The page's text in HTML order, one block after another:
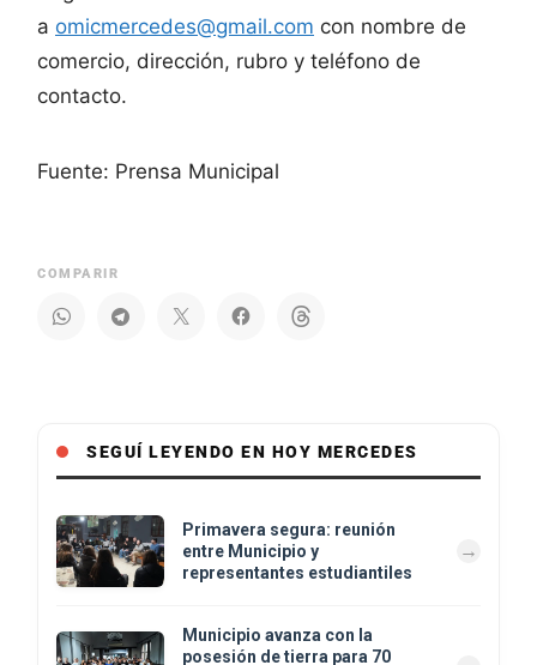
a omicmercedes@gmail.com con nombre de
comercio, dirección, rubro y teléfono de
contacto.
Fuente: Prensa Municipal
COMPARIR
SEGUÍ LEYENDO EN HOY MERCEDES
Primavera segura: reunión
entre Municipio y
representantes estudiantiles
Municipio avanza con la
posesión de tierra para 70